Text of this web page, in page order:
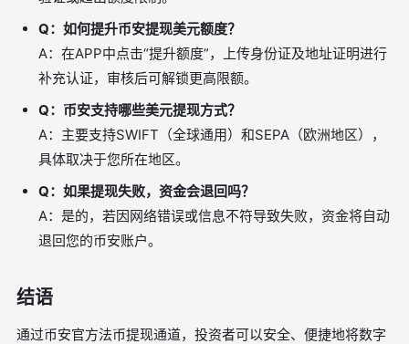
Q：如何提升币安提现美元额度？
A：在APP中点击“提升额度”，上传身份证及地址证明进行
补充认证，审核后可解锁更高限额。
Q：币安支持哪些美元提现方式？
A：主要支持SWIFT（全球通用）和SEPA（欧洲地区），
具体取决于您所在地区。
Q：如果提现失败，资金会退回吗？
A：是的，若因网络错误或信息不符导致失败，资金将自动
退回您的币安账户。
结语
通过币安官方法币提现通道，投资者可以安全、便捷地将数字